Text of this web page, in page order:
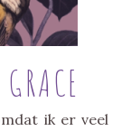
ik er veel